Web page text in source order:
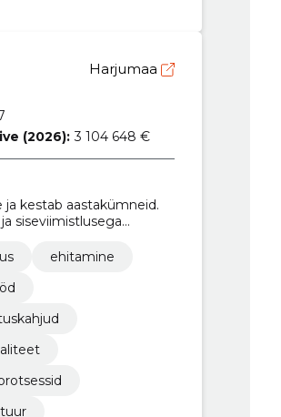
Harjumaa
(2026): 3 104 648 €
kestab aastakümneid.
siseviimistlusega
projektidega.
ehitamine